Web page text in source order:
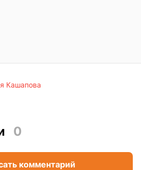
Кашапова
0
комментарий